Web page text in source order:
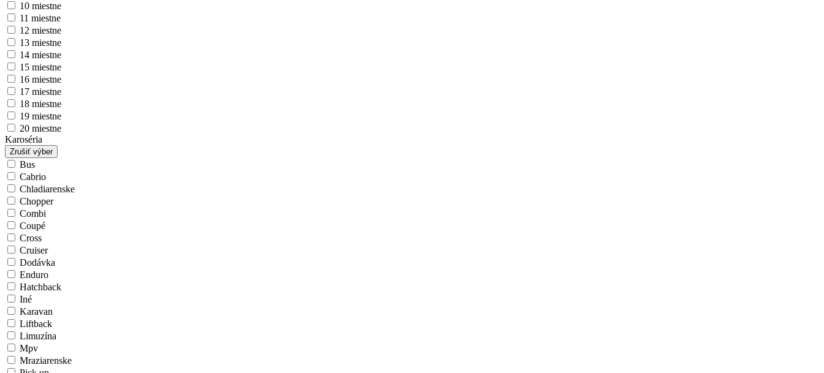
10 miestne
11 miestne
12 miestne
13 miestne
14 miestne
15 miestne
16 miestne
17 miestne
18 miestne
19 miestne
20 miestne
Karoséria
Zrušiť výber
Bus
Cabrio
Chladiarenske
Chopper
Combi
Coupé
Cross
Cruiser
Dodávka
Enduro
Hatchback
Iné
Karavan
Liftback
Limuzína
Mpv
Mraziarenske